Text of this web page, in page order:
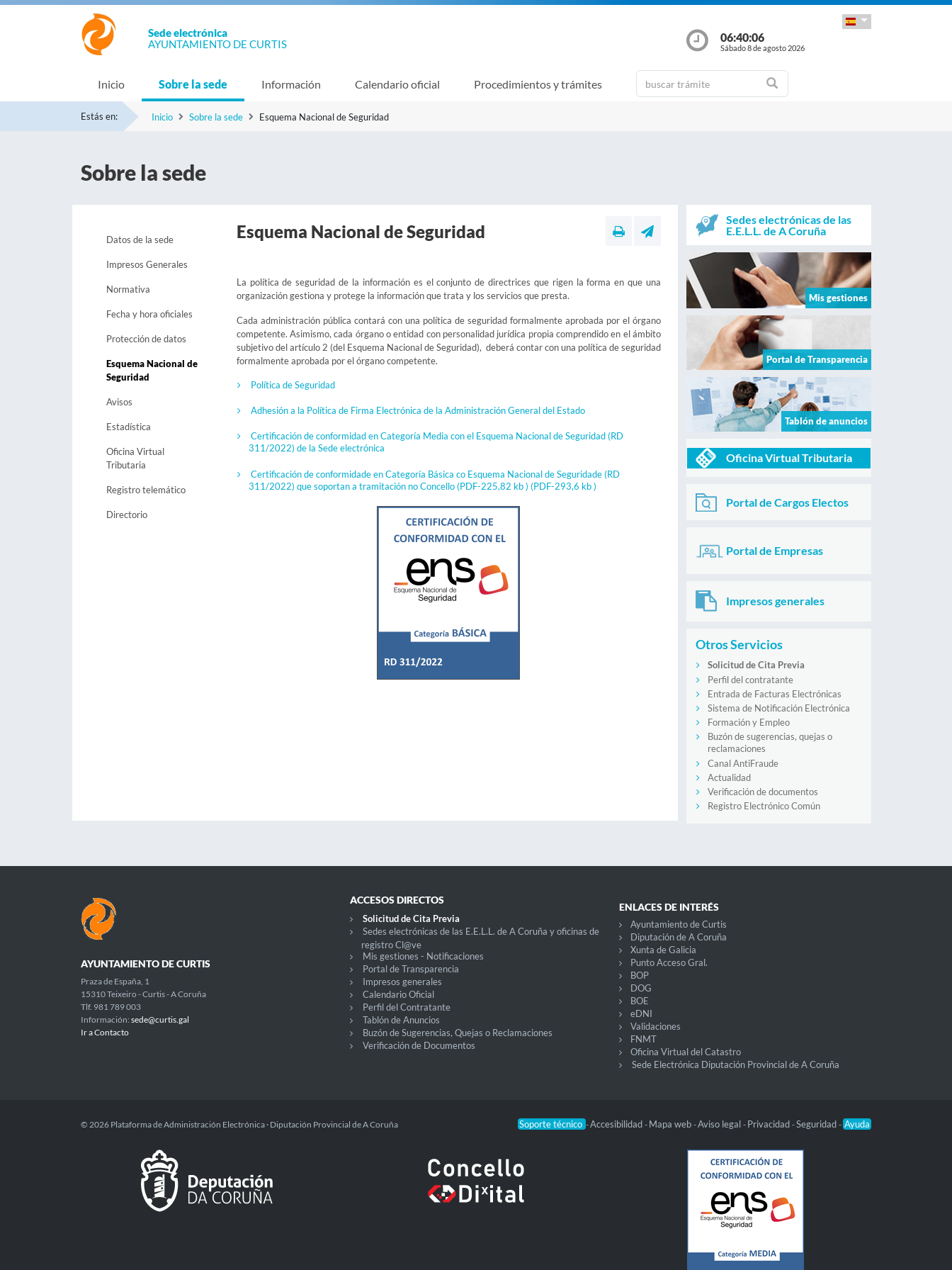
Sede electrónica
AYUNTAMIENTO DE CURTIS
06:40:06
Sábado 8 de agosto 2026
Inicio Sobre la sede Información Calendario oficial Procedimientos y trámites
Estás en: Inicio Sobre la sede Esquema Nacional de Seguridad
Sobre la sede
Datos de la sede
Impresos Generales
Normativa
Fecha y hora oficiales
Protección de datos
Esquema Nacional de
Seguridad
Avisos
Estadística
Oficina Virtual
Tributaria
Registro telemático
Directorio
Esquema Nacional de Seguridad
La política de seguridad de la información es el conjunto de directrices que rigen la forma en que una
organización gestiona y protege la información que trata y los servicios que presta.
Cada administración pública contará con una política de seguridad formalmente aprobada por el órgano
competente. Asimismo, cada órgano o entidad con personalidad jurídica propia comprendido en el ámbito
subjetivo del artículo 2 (del Esquema Nacional de Seguridad), deberá contar con una política de seguridad
formalmente aprobada por el órgano competente.
Política de Seguridad
Adhesión a la Política de Firma Electrónica de la Administración General del Estado
Certificación de conformidad en Categoría Media con el Esquema Nacional de Seguridad (RD
311/2022) de la Sede electrónica
Certificación de conformidade en Categoría Básica co Esquema Nacional de Seguridade (RD
311/2022) que soportan a tramitación no Concello (PDF-225,82 kb ) (PDF-293,6 kb )
Sedes electrónicas de las
E.E.L.L. de A Coruña
Mis gestiones
Portal de Transparencia
Tablón de anuncios
Oficina Virtual Tributaria
Portal de Cargos Electos
Portal de Empresas
Impresos generales
Otros Servicios
Solicitud de Cita Previa
Perfil del contratante
Entrada de Facturas Electrónicas
Sistema de Notificación Electrónica
Formación y Empleo
Buzón de sugerencias, quejas o
reclamaciones
Canal AntiFraude
Actualidad
Verificación de documentos
Registro Electrónico Común
AYUNTAMIENTO DE CURTIS
Praza de España, 1
15310 Teixeiro - Curtis - A Coruña
Tlf. 981 789 003
Información: sede@curtis.gal
Ir a Contacto
ACCESOS DIRECTOS
Solicitud de Cita Previa
Sedes electrónicas de las E.E.L.L. de A Coruña y oficinas de
registro Cl@ve
Mis gestiones - Notificaciones
Portal de Transparencia
Impresos generales
Calendario Oficial
Perfil del Contratante
Tablón de Anuncios
Buzón de Sugerencias, Quejas o Reclamaciones
Verificación de Documentos
ENLACES DE INTERÉS
Ayuntamiento de Curtis
Diputación de A Coruña
Xunta de Galicia
Punto Acceso Gral.
BOP
DOG
BOE
eDNI
Validaciones
FNMT
Oficina Virtual del Catastro
Sede Electrónica Diputación Provincial de A Coruña
Soporte técnico -Accesibilidad - Mapa web -Aviso legal - Privacidad -Seguridad - Ayuda
© 2026 Plataforma de Administración Electrónica · Diputación Provincial de A Coruña